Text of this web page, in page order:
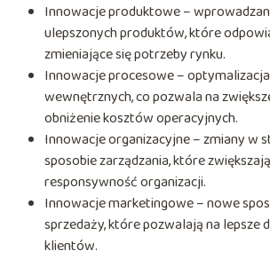
Innowacje produktowe –
ulepszonych produktów, które
zmieniające się potrzeby rynku.
Innowacje procesowe –
wewnętrznych, co pozwala na
obniżenie kosztów operacyjnych.
Innowacje organizacyjne – zmiany w
sposobie zarządzania, które
responsywność organizacji.
Innowacje marketingowe – nowe
sprzedaży, które pozwalają na lepsze
klientów.